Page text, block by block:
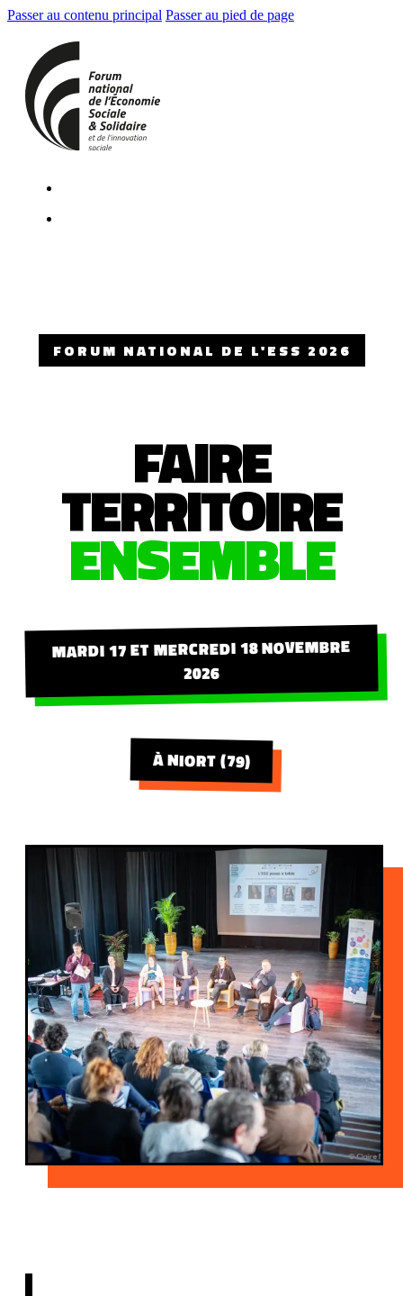
Passer au contenu principal Passer au pied de page
FORUM NATIONAL DE L'ESS 2026
FAIRE
TERRITOIRE
ENSEMBLE
MARDI 17 ET MERCREDI 18 NOVEMBRE
2026
À NIORT (79)